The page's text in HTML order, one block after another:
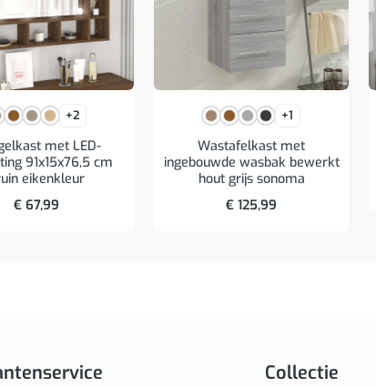
+2
met LED-
91x15x76,5 cm
eikenkleur
€ 67,99
+1
Wastafelkast met
ingebouwde wasbak bewerkt
hout grijs sonoma
€ 125,99
Collectie